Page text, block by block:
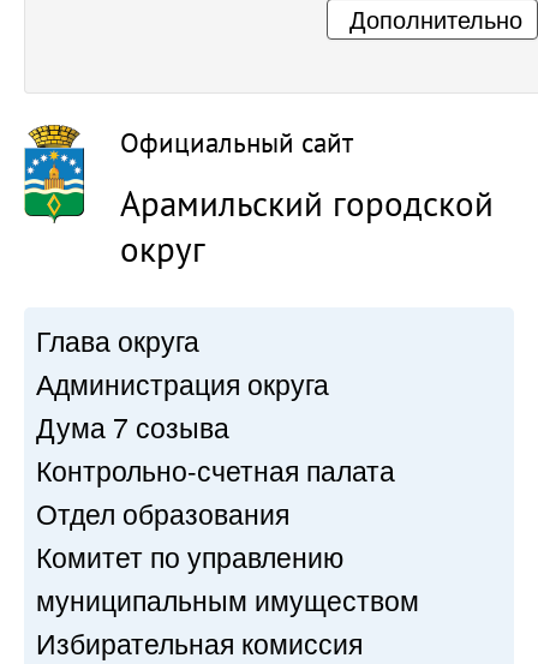
Дополнительно
Официальный сайт
Арамильский городской
округ
Глава округа
Администрация округа
Дума 7 созыва
Контрольно-счетная палата
Отдел образования
Комитет по управлению
муниципальным имуществом
Избирательная комиссия